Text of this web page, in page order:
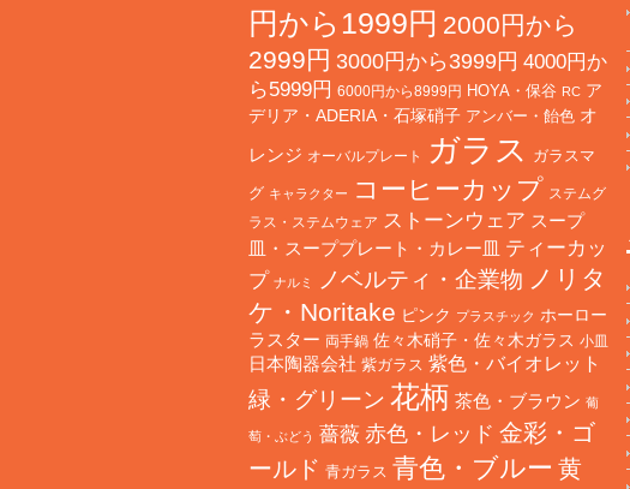
円から1999円 2000円から
2999円 3000円から3999円 4000円か
ら5999円 6000円から8999円 HOYA・保谷 RC ア
デリア・ADERIA・石塚硝子 アンバー・飴色 オ
レンジ オーバルプレート ガラス ガラスマ
グ キャラクター コーヒーカップ ステムグ
ラス・ステムウェア ストーンウェア スープ
皿・スーププレート・カレー皿 ティーカッ
プ ナルミ ノベルティ・企業物 ノリタ
ケ・Noritake ピンク プラスチック ホーロー
ラスター 両手鍋 佐々木硝子・佐々木ガラス 小皿
日本陶器会社 紫ガラス 紫色・バイオレット
緑・グリーン 花柄 茶色・ブラウン 葡
萄・ぶどう 薔薇 赤色・レッド 金彩・ゴ
ールド 青ガラス 青色・ブルー 黄